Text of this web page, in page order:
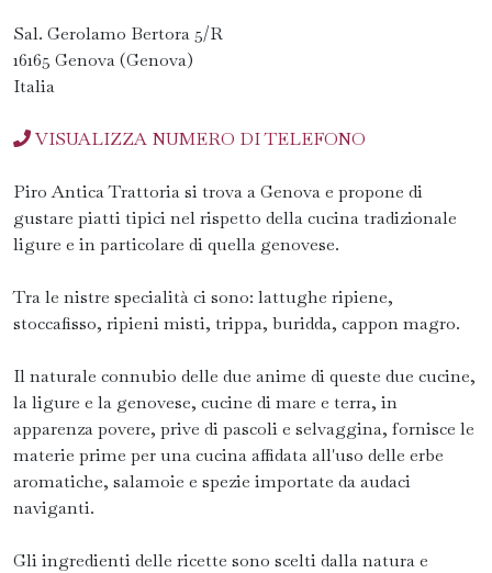
Sal. Gerolamo Bertora 5/R
16165 Genova (Genova)
Italia
VISUALIZZA NUMERO DI TELEFONO
Piro Antica Trattoria si trova a Genova e propone di
gustare piatti tipici nel rispetto della cucina tradizionale
ligure e in particolare di quella genovese.
Tra le nistre specialità ci sono: lattughe ripiene,
stoccafisso, ripieni misti, trippa, buridda, cappon magro.
Il naturale connubio delle due anime di queste due cucine,
la ligure e la genovese, cucine di mare e terra, in
apparenza povere, prive di pascoli e selvaggina, fornisce le
materie prime per una cucina affidata all'uso delle erbe
aromatiche, salamoie e spezie importate da audaci
naviganti.
Gli ingredienti delle ricette sono scelti dalla natura e